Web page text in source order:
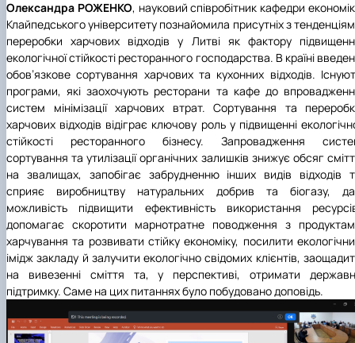
Олександра РОЖЕНКО, науковий співробітник кафедри
Клайпедського університету познайомила присутніх з
переробки харчових відходів у Литві як фактору
екологічної стійкості ресторанного господарства. В країні
обов’язкове сортування харчових та кухонних відходів.
програми, які заохочують ресторани та кафе до
систем мінімізації харчових втрат. Сортування та
харчових відходів відіграє ключову роль у підвищенні
стійкості ресторанного бізнесу. Запровадження
сортування та утилізації органічних залишків знижує обсяг
на звалищах, запобігає забрудненню інших видів відходів
сприяє виробництву натуральних добрив та біогазу,
можливість підвищити ефективність використання
допомагає скоротити марнотратне поводження з
харчування та розвивати стійку економіку, посилити
імідж закладу й залучити екологічно свідомих клієнтів,
на вивезенні сміття та, у перспективі, отримати
підтримку. Саме на цих питаннях було побудовано доповідь.